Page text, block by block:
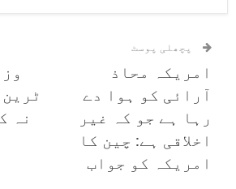
قیمتتاریخ
پہنچ چکی ہے۔
پچھلی پوسٹ
امریکہ محاذ
آرائی کو ہوا دے
رہا ہے جو کہ غیر
اخلاقی ہے: چین کا
امریکہ کو جواب
نہ